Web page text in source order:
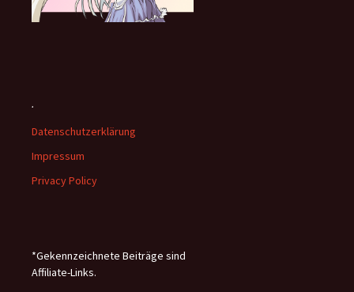
.
Datenschutzerklärung
Impressum
Privacy Policy
*Gekennzeichnete Beiträge sind
Affiliate-Links.